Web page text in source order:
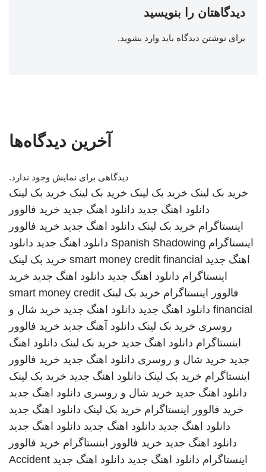
دیدگاهتان را بنویسید
برای نوشتن دیدگاه باید وارد بشوید.
آخرین دیدگاه‌ها
دیدگاهی برای نمایش وجود ندارد.
خرید بک لینک خرید بک لینک خرید بک لینک خرید بک لینک
دانلود اهنگ جدید دانلود اهنگ جدید خرید فالوور
اینستاگرام خرید بک لینک دانلود اهنگ جدید خرید فالوور
اینستاگرام Spanish Shadowing دانلود اهنگ جدید دانلود
اهنگ جدید smart money credit financial خرید بک لینک
اینستاگرام دانلود اهنگ جدید دانلود اهنگ جدید خرید
فالوور اینستاگرام خرید بک لینک smart money credit
financial دانلود اهنگ جدید دانلود اهنگ جدید خرید شال و
روسری خرید بک لینک دانلود آهنگ جدید خرید فالوور
اینستاگرام دانلود اهنگ جدید خرید بک لینک دانلود اهنگ
جدید خرید شال و روسری دانلود اهنگ جدید خرید فالوور
اینستاگرام خرید بک لینک دانلود اهنگ جدید خرید بک لینک
دانلود اهنگ جدید خرید شال و روسری دانلود اهنگ جدید
خرید فالوور اینستاگرام خرید بک لینک دانلود اهنگ جدید
دانلود اهنگ جدید دانلود اهنگ جدید دانلود اهنگ جدید
دانلود اهنگ جدید خرید فالوور اینستاگرام خرید فالوور
اینستاگرام دانلود اهنگ جدید دانلود اهنگ جدید Accident